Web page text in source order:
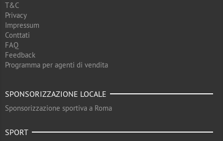
T&C
Privacy
Impressum
Conttati
FAQ
Feedback
Programma per agenti di vendita
SPONSORIZZAZIONE LOCALE
Sponsorizzazione sportiva a Roma
SPORT